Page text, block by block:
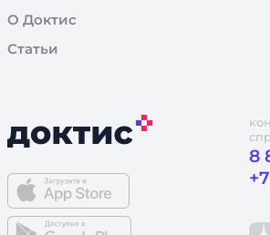
О Доктис
Статьи
8